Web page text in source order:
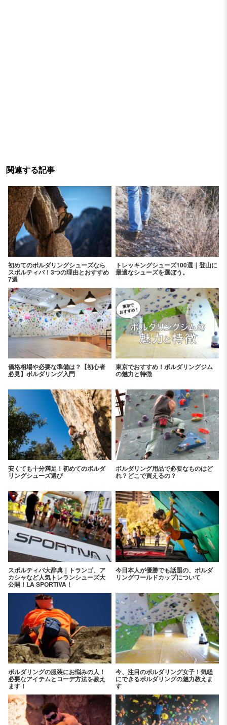
関連する記事
初めてのボルダリングシューズなら
スポルティバ！3つの理由とおすすめ
7選
トレッキングシューズ100選｜登山に
最適なシューズを選ぼう。
価格相場や必要な準備は？【初心者
必見】ボルダリング入門
東京でおすすめ！ボルダリングジム
の魅力と特徴
安くても十分満足！初めてのボルダ
リングシューズ選び
ボルダリング用品で必要なものはど
れ？どこで買えるの？
スポルティバ大辞典｜トランゴ、ア
カシャなど人気トレランシューズ大
公開！LA SPORTIVA！
今日本人が優勝でも話題の、ボルダ
リングワールドカップについて
ボルダリングの服装にお悩みの人！
必要なアイテムとコーデ方法を教え
ます！
今、注目のボルダリング女子！気軽
にできるボルダリングの魅力教えま
す